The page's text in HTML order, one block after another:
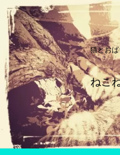
猫とお
ねこ